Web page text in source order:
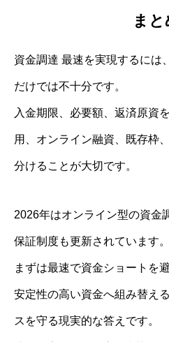
まと
資金調達 最速を実現するには
だけでは不十分です。
入金期限、必要額、返済原資
用、オンライン融資、既存枠
分けることが大切です。
2026年はオンライン型の資金
保証制度も更新されています。
まずは最速で資金ショートを
安定性の高い資金へ組み替え
スを守る現実的な答えです。